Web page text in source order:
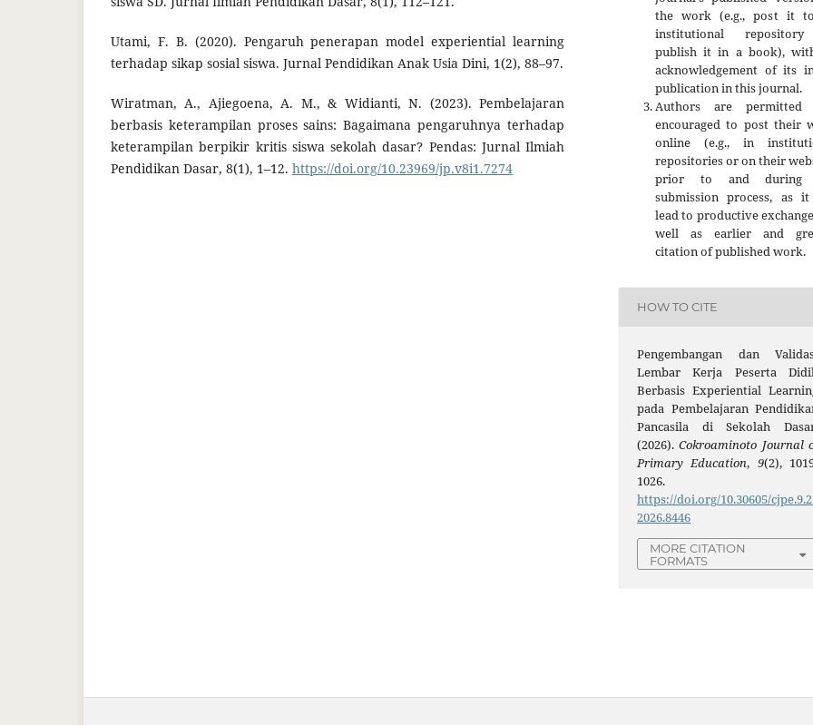
Utami, F. B. (2020). Pengaruh penerapan model experiential learning
terhadap sikap sosial siswa. Jurnal Pendidikan Anak Usia Dini, 1(2), 88–97.
Wiratman, A., Ajiegoena, A. M., & Widianti, N. (2023). Pembelajaran
berbasis keterampilan proses sains: Bagaimana pengaruhnya terhadap
keterampilan berpikir kritis siswa sekolah dasar? Pendas: Jurnal Ilmiah
Pendidikan Dasar, 8(1), 1–12. https://doi.org/10.23969/jp.v8i1.7274⁠
the work (e.g., post it
institutional
publish it in a book),
acknowledgement of its
publication in this journal.
Authors are permitted
encouraged to post their
online (e.g., in
repositories or on their
prior to and during
submission process, as
lead to productive
well as earlier and
citation of published work.
HOW TO CITE
Pengembangan dan
Lembar Kerja Peserta
Berbasis Experiential
pada Pembelajaran
Pancasila di Sekolah
(2026).Cokroaminoto Journal
Primary Education, 9(2),
1026.
https://doi.org/10.30605/
2026.8446
MORE CITATION
FORMATS